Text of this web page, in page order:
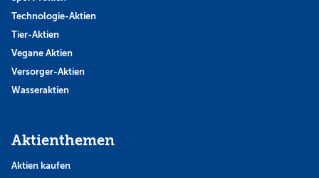
Technologie-Aktien
Tier-Aktien
Vegane Aktien
Versorger-Aktien
Wasseraktien
Aktienthemen
Aktien kaufen